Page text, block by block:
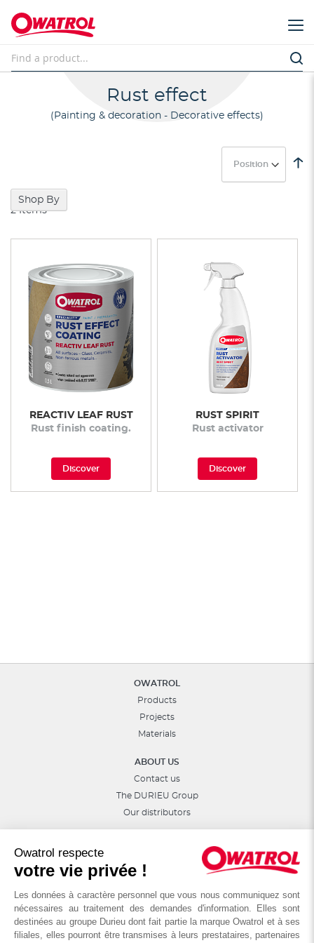
Owatrol respecte
votre vie privée !
Les données à caractère personnel que vous nous communiquez sont
nécessaires au traitement des demandes d'information. Elles sont
destinées au groupe Durieu dont fait partie la marque Owatrol et à ses
filiales, elles pourront être transmises à leurs prestataires, partenaires
Rust effect
Painting & decoration - Decorative effects
2Items
REACTIV LEAF RUST
Rust finish coating.
Discover
RUST SPIRIT
Rust activator
Discover
Shop By
OWATROL
Products
Projects
Materials
ABOUT US
Contact us
The DURIEU Group
Our distributors